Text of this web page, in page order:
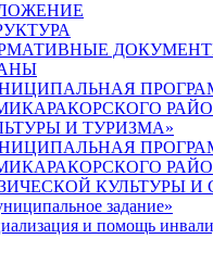
И ТУРИЗМА»
КУЛЬТУРЫ И
задание»
и помощь